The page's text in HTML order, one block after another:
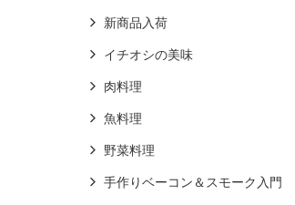
新商品入荷
イチオシの美味
肉料理
魚料理
野菜料理
手作りベーコン＆スモーク入門